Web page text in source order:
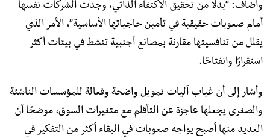
وأضاف: “بدلًا من تحقيق الاكتفاء الذاتي، وجدت الشركات نفسها
أمام صعوبات حقيقية في تأمين حاجياتها الأساسية”، الأمر الذي
يقلل من تنافسيتها مقارنة بمصانع أجنبية تنشط في بيئات أكثر
استقرارًا وانفتاحًا.
وأشار إلى أن غياب آليات تمويل واضحة وفعالة للمؤسسات الناشئة
والصغرى يجعلها عاجزة عن التأقلم مع متغيرات السوق، موضحًا أن
العديد منها أصبح يواجه صعوبات في البقاء أكثر من التفكير في